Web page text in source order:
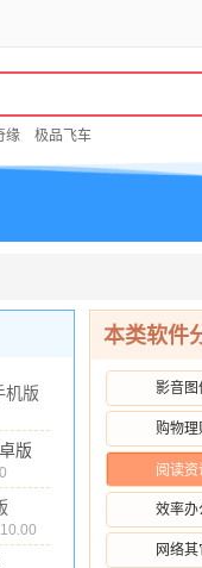
缘 极品飞车
机版
/ 10.00
版
10.00
本类软件
影音图
购物理
阅读资
效率办
网络其